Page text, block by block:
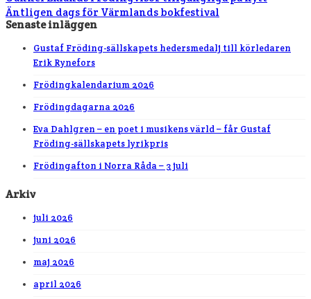
Äntligen dags för Värmlands bokfestival
Senaste inläggen
Gustaf Fröding-sällskapets hedersmedalj till körledaren
Erik Rynefors
Frödingkalendarium 2026
Frödingdagarna 2026
Eva Dahlgren – en poet i musikens värld – får Gustaf
Fröding-sällskapets lyrikpris
Frödingafton i Norra Råda – 3 juli
Arkiv
juli 2026
juni 2026
maj 2026
april 2026